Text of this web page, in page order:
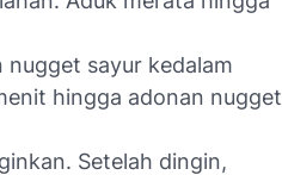
nugget sayur kedalam
hingga adonan nugget
Setelah dingin,